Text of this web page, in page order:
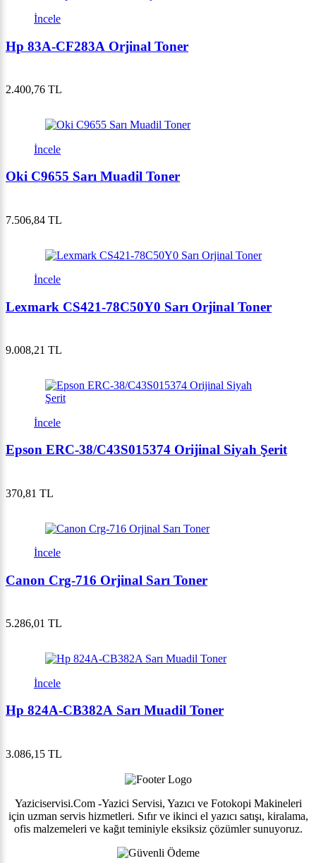
İncele
Hp 83A-CF283A Orjinal Toner
2.400,76 TL
İncele
Oki C9655 Sarı Muadil Toner
7.506,84 TL
İncele
Lexmark CS421-78C50Y0 Sarı Orjinal Toner
9.008,21 TL
İncele
Epson ERC-38/C43S015374 Orijinal Siyah Şerit
370,81 TL
İncele
Canon Crg-716 Orjinal Sarı Toner
5.286,01 TL
İncele
Hp 824A-CB382A Sarı Muadil Toner
3.086,15 TL
Yaziciservisi.Com -Yazici Servisi, Yazıcı ve Fotokopi Makineleri
için uzman servis hizmetleri. Sıfır ve ikinci el yazıcı satışı, kiralama,
ofis malzemeleri ve kağıt teminiyle eksiksiz çözümler sunuyoruz.